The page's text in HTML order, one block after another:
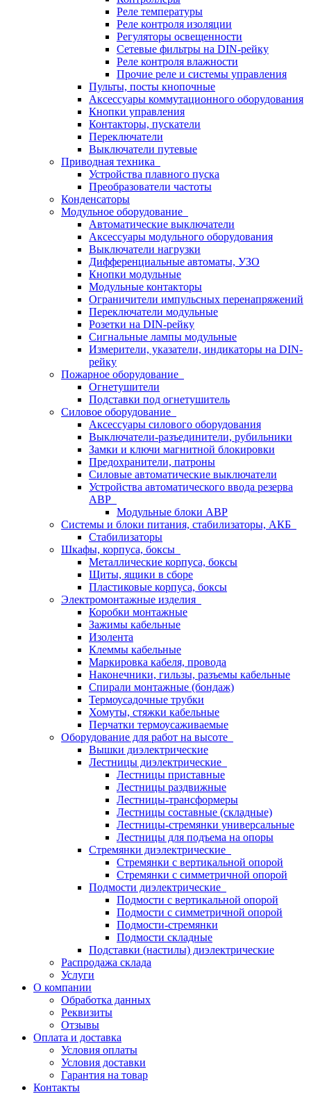
Реле температуры
Реле контроля изоляции
Регуляторы освещенности
Сетевые фильтры на DIN-рейку
Реле контроля влажности
Прочие реле и системы управления
Пульты, посты кнопочные
Аксессуары коммутационного оборудования
Кнопки управления
Контакторы, пускатели
Переключатели
Выключатели путевые
Приводная техника
Устройства плавного пуска
Преобразователи частоты
Конденсаторы
Модульное оборудование
Автоматические выключатели
Аксессуары модульного оборудования
Выключатели нагрузки
Дифференциальные автоматы, УЗО
Кнопки модульные
Модульные контакторы
Ограничители импульсных перенапряжений
Переключатели модульные
Розетки на DIN-рейку
Сигнальные лампы модульные
Измерители, указатели, индикаторы на DIN-
рейку
Пожарное оборудование
Огнетушители
Подставки под огнетушитель
Силовое оборудование
Аксессуары силового оборудования
Выключатели-разъединители, рубильники
Замки и ключи магнитной блокировки
Предохранители, патроны
Силовые автоматические выключатели
Устройства автоматического ввода резерва
АВР
Модульные блоки АВР
Системы и блоки питания, стабилизаторы, АКБ
Стабилизаторы
Шкафы, корпуса, боксы
Металлические корпуса, боксы
Щиты, ящики в сборе
Пластиковые корпуса, боксы
Электромонтажные изделия
Коробки монтажные
Зажимы кабельные
Изолента
Клеммы кабельные
Маркировка кабеля, провода
Наконечники, гильзы, разъемы кабельные
Спирали монтажные (бондаж)
Термоусадочные трубки
Хомуты, стяжки кабельные
Перчатки термоусаживаемые
Оборудование для работ на высоте
Вышки диэлектрические
Лестницы диэлектрические
Лестницы приставные
Лестницы раздвижные
Лестницы-трансформеры
Лестницы составные (складные)
Лестницы-стремянки универсальные
Лестницы для подъема на опоры
Стремянки диэлектрические
Стремянки с вертикальной опорой
Стремянки с симметричной опорой
Подмости диэлектрические
Подмости с вертикальной опорой
Подмости с симметричной опорой
Подмости-стремянки
Подмости складные
Подставки (настилы) диэлектрические
Распродажа склада
Услуги
О компании
Обработка данных
Реквизиты
Отзывы
Оплата и доставка
Условия оплаты
Условия доставки
Гарантия на товар
Контакты